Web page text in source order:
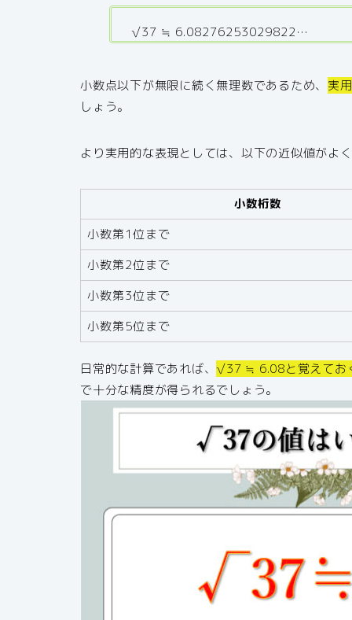
√37 ≒ 6.08276253029822…
小数点以下が無限に続く無理数であるため、 実
しょう。
より実用的な表現としては、以下の近似値がよ
小数桁数
小数第1位まで
小数第2位まで
小数第3位まで
小数第5位まで
日常的な計算であれば、√37 ≒ 6.08と覚えてお
で十分な精度が得られるでしょう。